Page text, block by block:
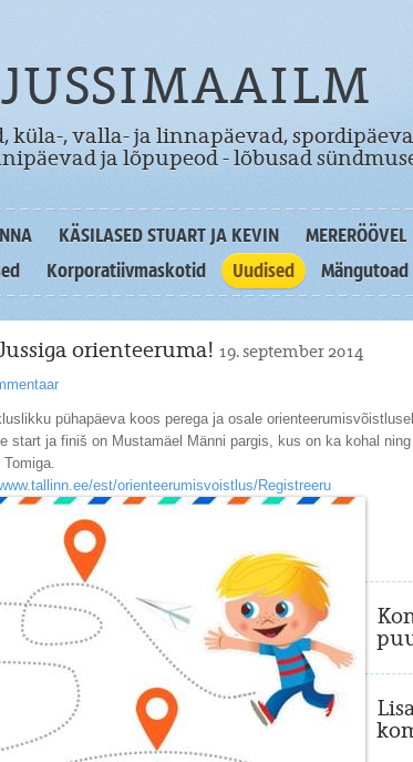
JUSSIMAAILM
küla-, valla- ja linnapäevad,
ja lõpupeod - lõbusad
KÄSILASED STUART JA KEVIN MERERÖÖVEL
Korporatiivmaskotid Uudised Mängutoad
orienteeruma! 19. september 2014
pühapäeva koos perega ja osale
start ja finiš on Mustamäel Männi pargis, kus on ka kohal
est/orienteerumisvoistlus/Registreeru